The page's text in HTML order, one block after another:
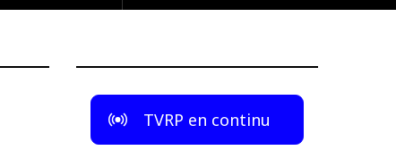
TVRP en continu